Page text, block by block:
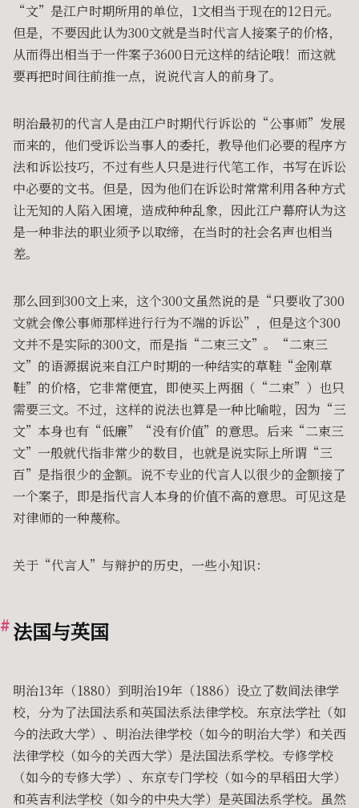
“文”是江户时期所用的单位，1文相当于现在的12日元。
但是，不要因此认为300文就是当时代言人接案子的价格，
从而得出相当于一件案子3600日元这样的结论哦！而这就
要再把时间往前推一点，说说代言人的前身了。
明治最初的代言人是由江户时期代行诉讼的“公事师”发展
而来的，他们受诉讼当事人的委托，教导他们必要的程序方
法和诉讼技巧，不过有些人只是进行代笔工作，书写在诉讼
中必要的文书。但是，因为他们在诉讼时常常利用各种方式
让无知的人陷入困境，造成种种乱象，因此江户幕府认为这
是一种非法的职业须予以取缔，在当时的社会名声也相当
差。
那么回到300文上来，这个300文虽然说的是“只要收了300
文就会像公事师那样进行行为不端的诉讼”，但是这个300
文并不是实际的300文，而是指“二束三文”。“二束三
文”的语源据说来自江户时期的一种结实的草鞋“金刚草
鞋”的价格，它非常便宜，即使买上两捆（“二束”）也只
需要三文。不过，这样的说法也算是一种比喻啦，因为“三
文”本身也有“低廉”“没有价值”的意思。后来“二束三
文”一般就代指非常少的数目，也就是说实际上所谓“三
百”是指很少的金额。说不专业的代言人以很少的金额接了
一个案子，即是指代言人本身的价值不高的意思。可见这是
对律师的一种蔑称。
关于“代言人”与辩护的历史，一些小知识：
法国与英国
明治13年（1880）到明治19年（1886）设立了数间法律学
校，分为了法国法系和英国法系法律学校。东京法学社（如
今的法政大学）、明治法律学校（如今的明治大学）和关西
法律学校（如今的关西大学）是法国法系学校。专修学校
（如今的专修大学）、东京专门学校（如今的早稻田大学）
和英吉利法学校（如今的中央大学）是英国法系学校。虽然